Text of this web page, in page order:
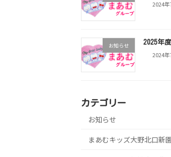
2024
お知らせ 2025年
2024
カテゴリー
お知らせ
まあむキッズ大野北口新